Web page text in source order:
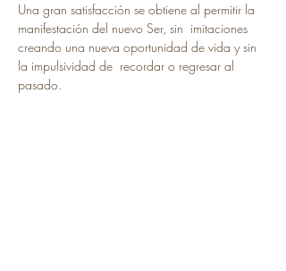
Una gran satisfacción se obtiene al permitir la
manifestación del nuevo Ser, sin  imitaciones
creando una nueva oportunidad de vida y sin
la impulsividad de  recordar o regresar al
pasado.